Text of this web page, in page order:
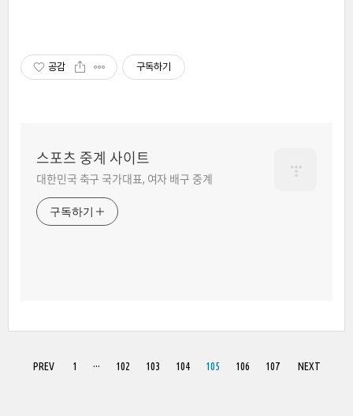
공감 구독하기
스포츠 중계 사이트
대한민국 축구 국가대표, 여자 배구 중계
구독하기
PREV 1 ··· 102 103 104 105 106 107 NEXT